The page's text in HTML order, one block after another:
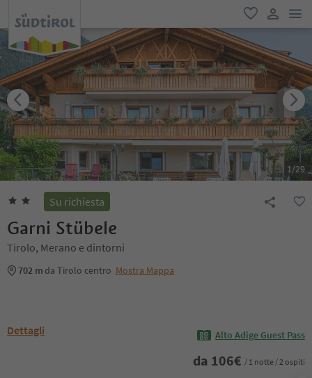
favoriti
user link
1/29
Su richiesta
Garni Stübele
Tirolo, Merano e dintorni
702 m da Tirolo centro Mostra Mappa
Dettagli Alto Adige Guest Pass
da 106€ / 1 notte / 2 ospiti